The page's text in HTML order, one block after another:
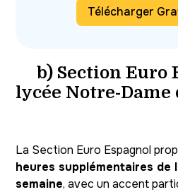
Télécharger
b) Section Euro
lycée Notre-Dame
La Section Euro Espagnol
heures supplémentaires de
semaine, avec un accent